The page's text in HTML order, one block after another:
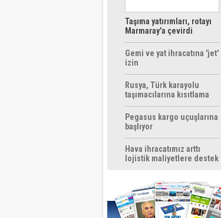
Taşıma yatırımları, rotayı
Marmaray'a çevirdi
Gemi ve yat ihracatına 'jet'
izin
Rusya, Türk karayolu
taşımacılarına kısıtlama
getirebilir
Pegasus kargo uçuşlarına
başlıyor
Hava ihracatımız arttı
lojistik maliyetlere destek